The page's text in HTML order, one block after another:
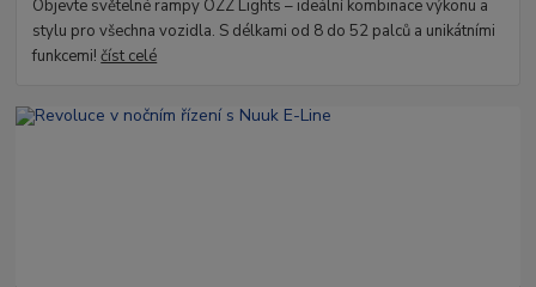
Objevte světelné rampy OZZ Lights – ideální kombinace výkonu a
stylu pro všechna vozidla. S délkami od 8 do 52 palců a unikátními
funkcemi!číst celé